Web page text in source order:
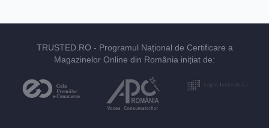
TRUSTED.RO - Programul Național de Certificare a
Magazinelor Online din România inițiat de: